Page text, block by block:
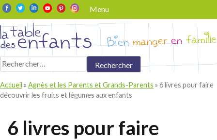
Skip
to
content
Menu
Rechercher :
Accueil » Agnès et les Parents et Grands-Parents » 6 livres pour faire
découvrir les fruits et légumes aux enfants
6 livres pour faire